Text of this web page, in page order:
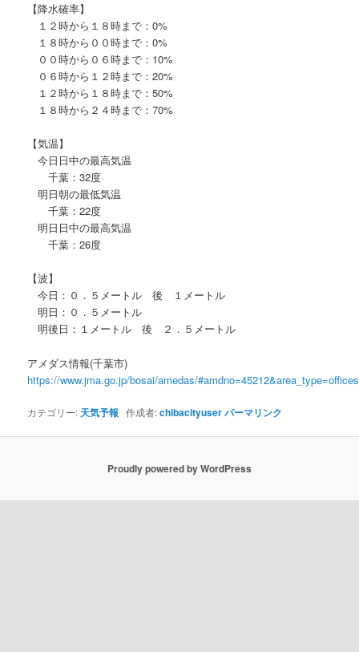
【降水確率】
１２時から１８時まで：0%
１８時から００時まで：0%
００時から０６時まで：10%
０６時から１２時まで：20%
１２時から１８時まで：50%
１８時から２４時まで：70%
【気温】
今日日中の最高気温
千葉：32度
明日朝の最低気温
千葉：22度
明日日中の最高気温
千葉：26度
【波】
今日：０．５メートル 後 １メートル
明日：０．５メートル
明後日：１メートル 後 ２．５メートル
アメダス情報(千葉市)
https://www.jma.go.jp/bosai/amedas/
カテゴリー: 天気予報 作成者:chibacityuserパーマリンク
Proudly powered by WordPress